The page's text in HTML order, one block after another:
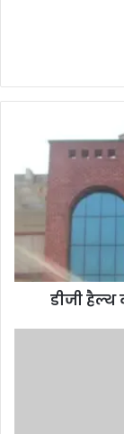
डीजी हैल्थ